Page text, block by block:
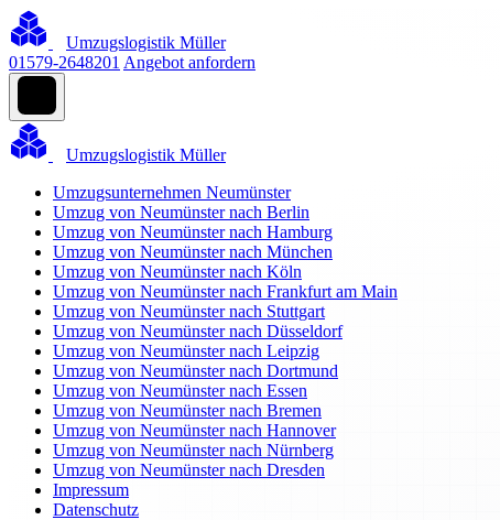
Umzugslogistik Müller
01579-2648201 Angebot anfordern
Umzugslogistik Müller
Umzugsunternehmen Neumünster
Umzug von Neumünster nach Berlin
Umzug von Neumünster nach Hamburg
Umzug von Neumünster nach München
Umzug von Neumünster nach Köln
Umzug von Neumünster nach Frankfurt am Main
Umzug von Neumünster nach Stuttgart
Umzug von Neumünster nach Düsseldorf
Umzug von Neumünster nach Leipzig
Umzug von Neumünster nach Dortmund
Umzug von Neumünster nach Essen
Umzug von Neumünster nach Bremen
Umzug von Neumünster nach Hannover
Umzug von Neumünster nach Nürnberg
Umzug von Neumünster nach Dresden
Impressum
Datenschutz